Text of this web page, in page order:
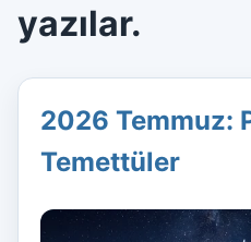
yazılar.
2026 Temmuz:
Temettüler